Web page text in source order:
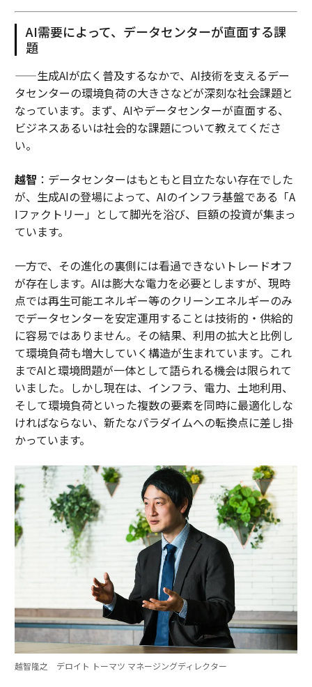
AI需要によって、データセンターが直面する課
題
——生成AIが広く普及するなかで、AI技術を支えるデー
タセンターの環境負荷の大きさなどが深刻な社会課題と
なっています。まず、AIやデータセンターが直面する、
ビジネスあるいは社会的な課題について教えてくださ
い。
越智 ：データセンターはもともと目立たない存在でした
が、生成AIの登場によって、AIのインフラ基盤である「A
Iファクトリー」として脚光を浴び、巨額の投資が集まっ
ています。
一方で、その進化の裏側には看過できないトレードオフ
が存在します。AIは膨大な電力を必要としますが、現時
点では再生可能エネルギー等のクリーンエネルギーのみ
でデータセンターを安定運用することは技術的・供給的
に容易ではありません。その結果、利用の拡大と比例し
て環境負荷も増大していく構造が生まれています。これ
までAIと環境問題が一体として語られる機会は限られて
いました。しかし現在は、インフラ、電力、土地利用、
そして環境負荷といった複数の要素を同時に最適化しな
ければならない、新たなパラダイムへの転換点に差し掛
かっています。
越智隆之 デロイト トーマツ マネージングディレクター